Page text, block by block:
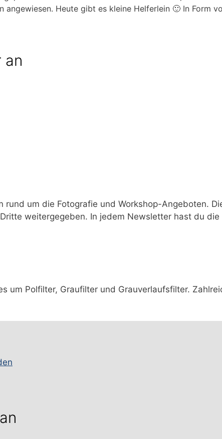
Heute gibt es kleine Helferlein 🙂 In Form
an
um die Fotografie und Workshop-Angeboten.
weitergegeben. In jedem Newsletter hast du
um Polfilter, Graufilter und Grauverlaufsfilter.